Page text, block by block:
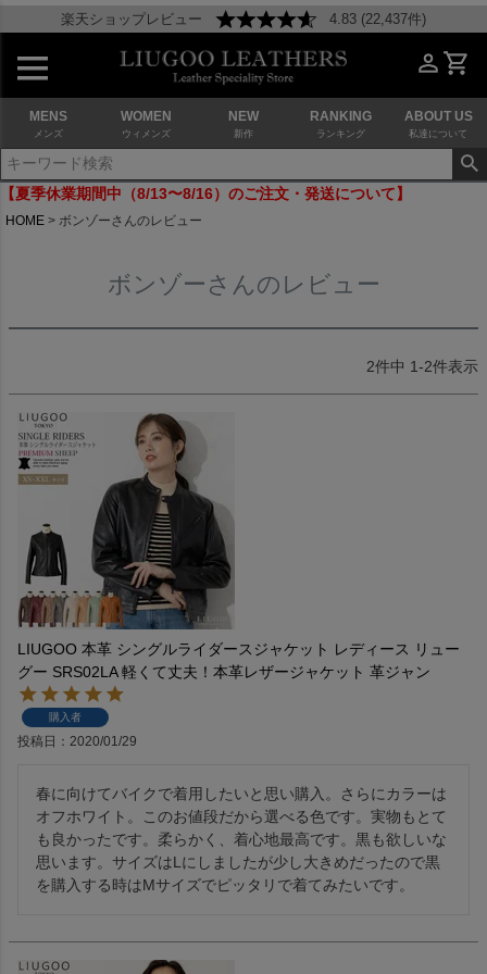
楽天ショップレビュー 4.83 (22,437件)
MENS
メンズ
WOMEN
ウィメンズ
NEW
新作
RANKING
ランキング
ABOUT US
私達について
【夏季休業期間中（8/13〜8/16）のご注文・発送について】
HOME ボンゾーさんのレビュー
ボンゾーさんのレビュー
2件中 1-2件表示
LIUGOO 本革 シングルライダースジャケット レディース リュー
グー SRS02LA 軽くて丈夫！本革レザージャケット 革ジャン
購入者
投稿日 2020/01/29
春に向けてバイクで着用したいと思い購入。さらにカラーは
オフホワイト。このお値段だから選べる色です。実物もとて
も良かったです。柔らかく、着心地最高です。黒も欲しいな
思います。サイズはLにしましたが少し大きめだったので黒
を購入する時はMサイズでピッタリで着てみたいです。